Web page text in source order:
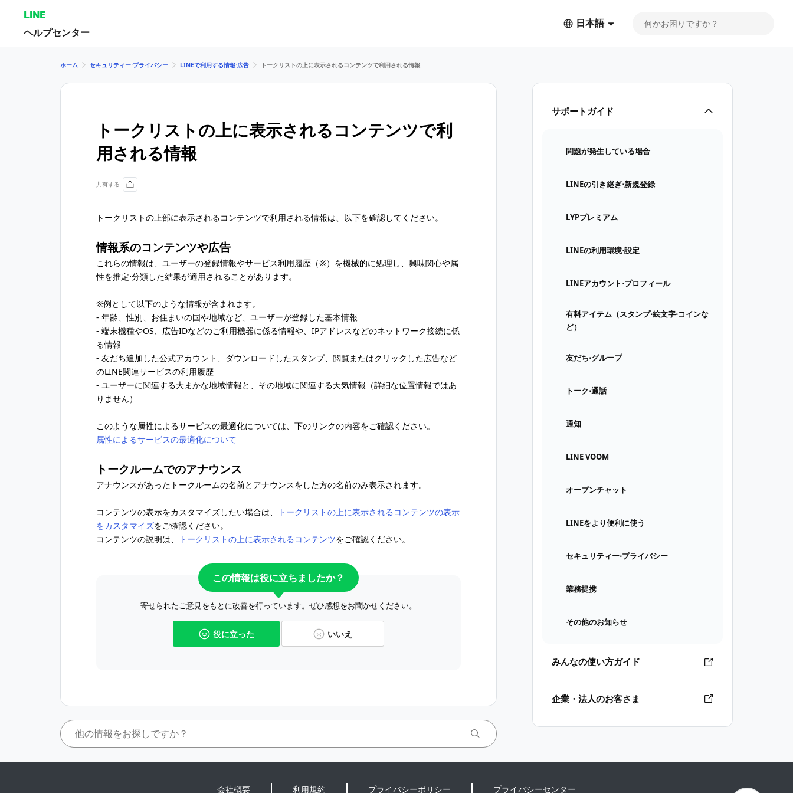
LINE
ヘルプセンター
日本語
サポートガイド
問題が発生している場合
LINEの引き継ぎ⋅新規登録
LYPプレミアム
LINEの利用環境⋅設定
LINEアカウント⋅プロフィール
有料アイテム（スタンプ⋅絵文字⋅コインな
ど）
友だち⋅グループ
トーク⋅通話
通知
LINE VOOM
オープンチャット
LINEをより便利に使う
セキュリティー⋅プライバシー
業務提携
その他のお知らせ
みんなの使い方ガイド
企業・法人のお客さま
ホーム セキュリティー⋅プライバシー LINEで利用する情報⋅広告 トークリストの上に表示されるコンテンツで利用される情報
トークリストの上に表示されるコンテンツで利
用される情報
共有する
トークリストの上部に表示されるコンテンツで利用される情報は、以下を確認してください。
情報系のコンテンツや広告
これらの情報は、ユーザーの登録情報やサービス利用履歴（※）を機械的に処理し、興味関心や属
性を推定⋅分類した結果が適用されることがあります。
※例として以下のような情報が含まれます。
- 年齢、性別、お住まいの国や地域など、ユーザーが登録した基本情報
- 端末機種やOS、広告IDなどのご利用機器に係る情報や、IPアドレスなどのネットワーク接続に係
る情報
- 友だち追加した公式アカウント、ダウンロードしたスタンプ、閲覧またはクリックした広告など
のLINE関連サービスの利用履歴
- ユーザーに関連する大まかな地域情報と、その地域に関連する天気情報（詳細な位置情報ではあ
りません）
このような属性によるサービスの最適化については、下のリンクの内容をご確認ください。
属性によるサービスの最適化について
トークルームでのアナウンス
アナウンスがあったトークルームの名前とアナウンスをした方の名前のみ表示されます。
コンテンツの表示をカスタマイズしたい場合は、
トークリストの上に表示されるコンテンツの表示
をカスタマイズをご確認ください。
コンテンツの説明は、
トークリストの上に表示されるコンテンツをご確認ください。
この情報は役に立ちましたか？
寄せられたご意見をもとに改善を行っています。ぜひ感想をお聞かせください。
役に立った いいえ
会社概要 利用規約 プライバシーポリシー プライバシーセンター